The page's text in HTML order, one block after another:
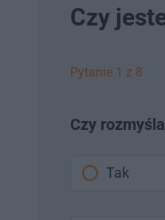
Czy
Pytanie 1 z 8
Czy
Tak